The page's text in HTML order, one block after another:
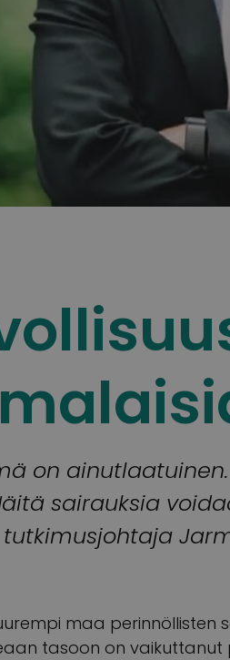
on
sairauksia
tutkimusjohtaja
maa perinnöllisten
tasoon on